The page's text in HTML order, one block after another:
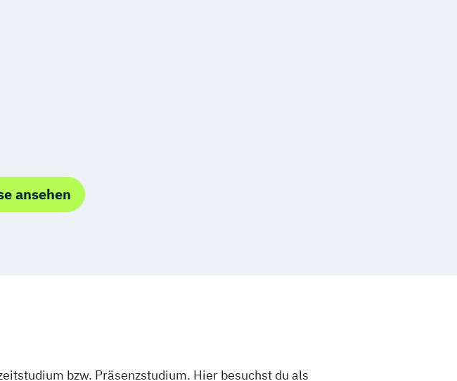
ansehen
bzw. Präsenzstudium. Hier besuchst du als